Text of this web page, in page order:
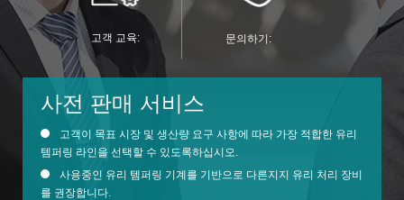
고객 교육: 문의하기:
사전 판매 서비스
고객이 목표 시장 및 생산량 요구 사항에 따라 가장 적합한 유리
템퍼링 라인을 선택할 수 있도록하십시오.
사용중인 유리 템퍼링 기계를 기반으로 다른지지 유리 처리 장비
를 권장합니다.